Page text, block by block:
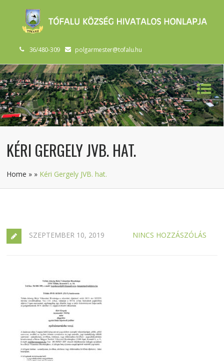
36/480-309 polgarmester@tofalu.hu
KÉRI GERGELY JVB. HAT.
Home » » Kéri Gergely JVB. hat.
SZEPTEMBER 10, 2019 NINCS HOZZÁSZÓLÁS